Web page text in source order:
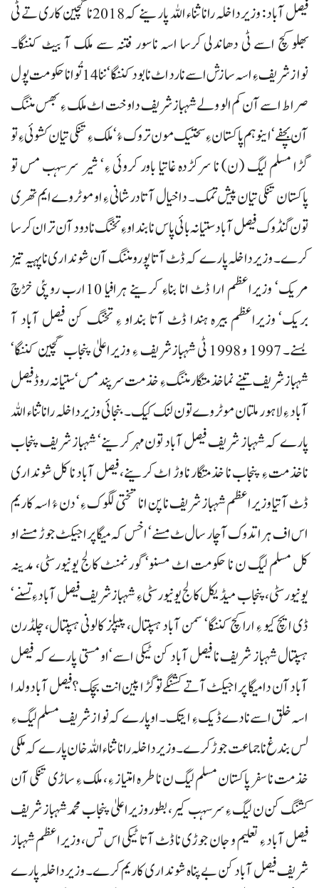
فیصل آباد : وزیرداخلہ رانا ثناء اللہ پارینے کہ 2018نا گچین کاری تے ٹی
بھلو کچ اسے ٹی دھاندلی کرسا اسہ ناسور فتنہ سے ملک آ بیٹ کننگا۔
نوازشریف ءِ اسہ سازش اسے نا رد اٹ نابود کننگا‘ ننا 14 تُو انا حکومت پول
صراط اسے آن کم الو ولے شہبازشریف دا وخت اٹ ملک ءِ بھس مننگ
آن بچفے‘ اینو ہم پاکستان ءِ سختیک مون تروک ءُ‘ ملک ءِ تنکی تیان کشوئی ءِ تو
گڑا مسلم لیگ (ن) نا سرکڑدہ غاتیا باور کروئی ءِ‘ شیر سرسہب مس تو
پاکستان تنکی تیان پیش تمک۔ دا خیال آتا درشانی ءِ او موٹروے ایم تھری
تون گنڈوک فیصل آباد ستیانہ بائی پاس نا بنداو ءِ تخنگ نادود آن تران کرسا
کرے۔ وزیرداخلہ پارے کہ ڈٹ آتا پورو مننگ آن شونداری ناپہیہ تیز
مریک‘ وزیراعظم ارا ڈٹ انا بناءِ کرینے ہرافیا 10ارب روپئی خڑچ
بریک‘ وزیراعظم بیرہ ہندا ڈٹ آتا بنداو ءِ تخنگ کن فیصل آباد آ
بسنے۔ 1997 و 1998 ٹی شہبازشریف ءِ وزیراعلیٰ پنجاب گچین کننگا‘
شہباز شریف تینے نما خذمتگار مننگ ءِ خذمت سرپند مس‘ ستیانہ روڈ فیصل
آباد ءِ لاہور ملتان موٹروے تون لنک کیک۔ بنجائی وزیرداخلہ رانا ثناء اللہ
پارے کہ شہباز شریف فیصل آباد تون مہر کرینے‘ شہباز شریف پنجاب
ناخذمت ءِ پنجاب نا خذمتگار نا وڑ اٹ کرینے، فیصل آباد نا کل شونداری
ڈٹ آتیا وزیراعظم شہباز شریف ناپن انا تختی لگوک ءِ‘ دن ءُ اسہ کاریم
اس اف ہرا تدوک آ چار سال ٹ مسنے‘ اخس کہ میگاپراجیکٹ جوڑ مسنے او
کل مسلم لیگ ن نا حکومت اٹ مسنو‘ گورنمنٹ کالج یونیورسٹی، مدینہ
یونیورسٹی، پنجاب میڈیکل کالج یونیورسٹی ءِ شہباز شریف فیصل آبادءِ تسنے‘
ڈی ایچ کیو ءِ ارا کچ کننگا‘ سمن آباد ہسپتال، پیپلز کالونی ہسپتال، چلڈرن
ہسپتال شہباز شریف نا فیصل آباد کن ٹیکی اسے‘او مستی پارے کہ فیصل
آباد آن دا میگا پراجیکٹ آتے کشنگے تو گڑا پین انت بچک؟ فیصل آباد ولدا
اسہ خلق اسے نا دے ڈیک ءِ ایتک۔ او پارے کہ نوازشریف مسلم لیگ ءِ
لس بندغ نا جماعت جوڑ کرے۔وزیرداخلہ رانا ثناء اللہ خان پارے کہ ملکی
خذمت نا سفر پاکستان مسلم لیگ ن نا طرہ امتیاز ءِ، ملک ءِ ساڑی تنکی آن
کشنگ کن ن لیگ ءِ سرسہب کیر، بطور وزیراعلیٰ پنجاب محمد شہباز شریف
فیصل آباد ءِ تعلیم و جان جوڑی نا ڈٹ آتا ٹیکی اس تس، وزیراعظم شہباز
شریف فیصل آباد کن بے پناہ شونداری کاریم کرے۔ وزیرداخلہ پارے